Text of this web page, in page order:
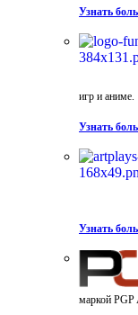
Узнать
игр и аниме.
Узнать
Узнать
маркой PGP